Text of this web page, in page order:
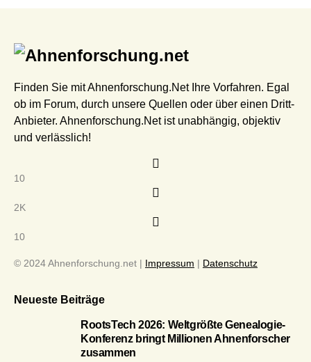
Finden Sie mit Ahnenforschung.Net Ihre Vorfahren. Egal
ob im Forum, durch unsere Quellen oder über einen Dritt-
Anbieter. Ahnenforschung.Net ist unabhängig, objektiv
und verlässlich!
10
2K
10
© 2024 Ahnenforschung.net | Impressum | Datenschutz
Neueste Beiträge
RootsTech 2026: Weltgrößte Genealogie-
Konferenz bringt Millionen Ahnenforscher
zusammen